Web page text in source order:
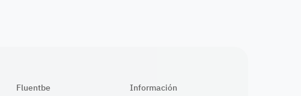
Fluentbe Información